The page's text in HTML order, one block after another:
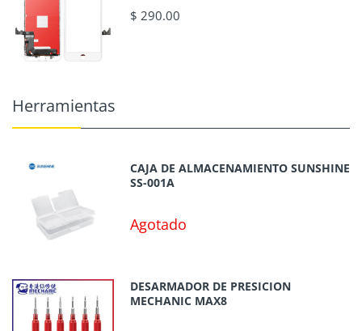
$ 290.00
Herramientas
CAJA DE ALMACENAMIENTO SUNSHINE
SS-001A
Agotado
DESARMADOR DE PRESICION
MECHANIC MAX8